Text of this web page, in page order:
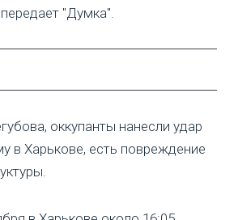
"Думка".
оккупанты нанесли удар
в Харькове, есть повреждение